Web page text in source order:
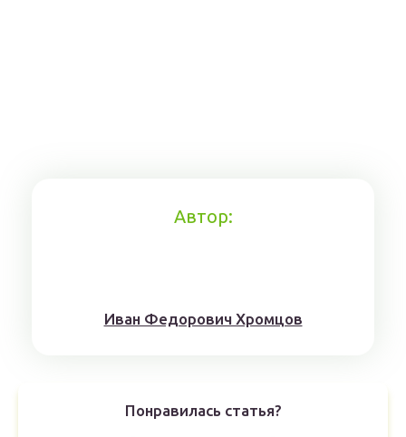
Автор:
Иван Федорович Хромцов
Понравилась статья?